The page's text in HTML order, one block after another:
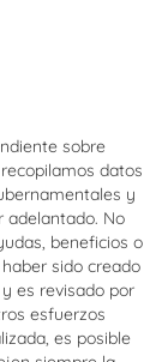
sobre
datos
y
adelantado. No
beneficios o
sido creado
es revisado por
esfuerzos
es posible